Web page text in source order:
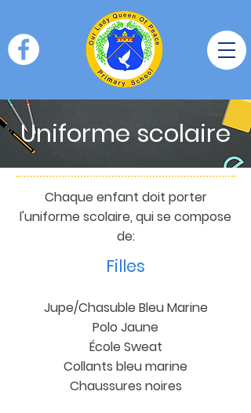
Uniforme scolaire
Chaque enfant doit porter
l'uniforme scolaire, qui se compose
de:
Filles
Jupe/Chasuble Bleu Marine
Polo Jaune
École Sweat
Collants bleu marine
Chaussures noires